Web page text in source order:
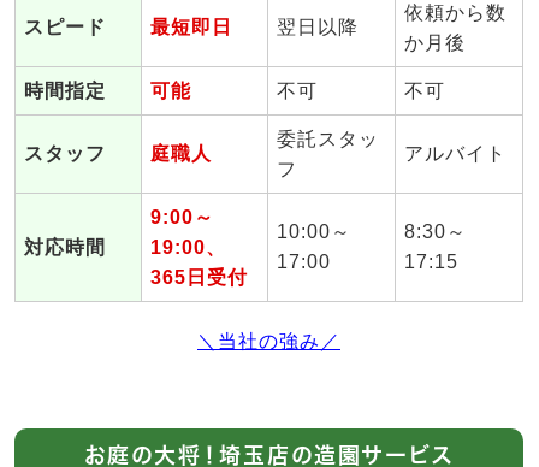
スピード 最短即日 翌日以降
依頼から数
か月後
時間指定 可能 不可 不可
スタッフ 庭職人
委託スタッ
フ
アルバイト
対応時間
9:00～
19:00、
365日受付
10:00～
17:00
8:30～
17:15
＼当社の強み／
お庭の大将！埼玉店の造園サービス